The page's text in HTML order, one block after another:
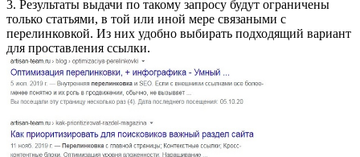
3. Результаты выдачи по такому запросу будут ограничены
только статьями, в той или иной мере связаными с
перелинковкой. Из них удобно выбирать подходящий вариант
для проставления ссылки.